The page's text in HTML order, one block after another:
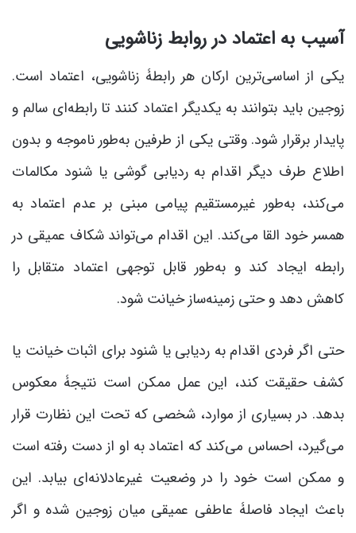
آسیب به اعتماد در روابط زناشویی
یکی از اساسی‌ترین ارکان هر رابطۀ زناشویی، اعتماد است.
زوجین باید بتوانند به یکدیگر اعتماد کنند تا رابطه‌ای سالم و
پایدار برقرار شود. وقتی یکی از طرفین به‌طور ناموجه و بدون
اطلاع طرف دیگر اقدام به ردیابی گوشی یا شنود مکالمات
می‌کند، به‌طور غیرمستقیم پیامی مبنی بر عدم اعتماد به
همسر خود القا می‌کند. این اقدام می‌تواند شکاف عمیقی در
رابطه ایجاد کند و به‌طور قابل توجهی اعتماد متقابل را
کاهش دهد و حتی زمینه‌ساز خیانت شود.
حتی اگر فردی اقدام به ردیابی یا شنود برای اثبات خیانت یا
کشف حقیقت کند، این عمل ممکن است نتیجۀ معکوس
بدهد. در بسیاری از موارد، شخصی که تحت این نظارت قرار
می‌گیرد، احساس می‌کند که اعتماد به او از دست رفته است
و ممکن است خود را در وضعیت غیرعادلانه‌ای بیابد. این
باعث ایجاد فاصلۀ عاطفی عمیقی میان زوجین شده و اگر